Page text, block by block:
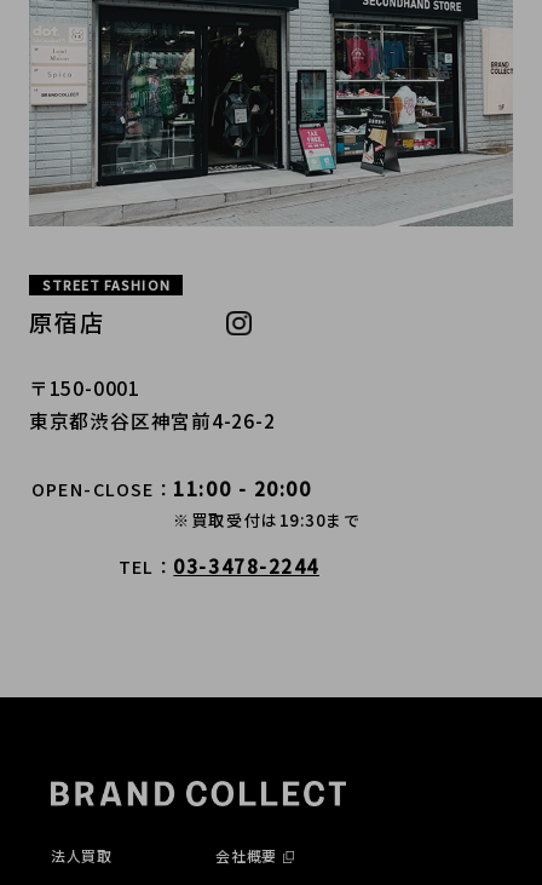
STREET FASHION
原宿店
〒150-0001
東京都渋谷区神宮前4-26-2
OPEN-CLOSE 11:00 - 20:00
※買取受付は19:30まで
TEL 03-3478-2244
法人買取
会社概要